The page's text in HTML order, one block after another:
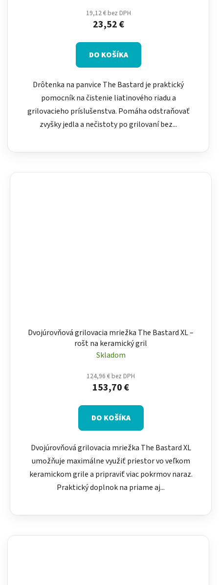
19,12 € bez DPH
23,52 €
DO KOŠÍKA
Drôtenka na panvice The Bastard je praktický
pomocník na čistenie liatinového riadu a
grilovacieho príslušenstva. Pomáha odstraňovať
zvyšky jedla a nečistoty po grilovaní bez...
Dvojúrovňová grilovacia mriežka The Bastard XL –
rošt na keramický gril
Skladom
124,96 € bez DPH
153,70 €
DO KOŠÍKA
Dvojúrovňová grilovacia mriežka The Bastard XL
umožňuje maximálne využiť priestor vo veľkom
keramickom grile a pripraviť viac pokrmov naraz.
Praktický doplnok na priame aj...